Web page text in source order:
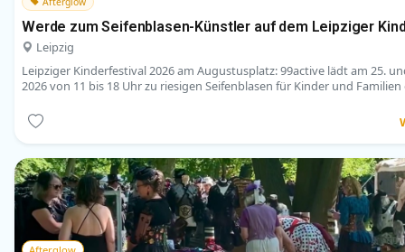
Werde zum Seifenblasen-Künstler auf dem Leipziger
Leipzig
Leipziger Kinderfestival 2026 am Augustusplatz: 99active lädt am 25.
2026 von 11 bis 18 Uhr zu riesigen Seifenblasen für Kinder und Familien